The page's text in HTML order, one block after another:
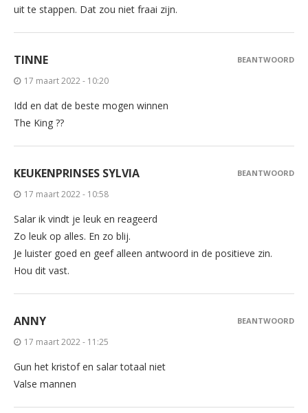
uit te stappen. Dat zou niet fraai zijn.
TINNE
17 maart 2022 - 10:20
Idd en dat de beste mogen winnen
The King ??
BEANTWOORD
KEUKENPRINSES SYLVIA
17 maart 2022 - 10:58
Salar ik vindt je leuk en reageerd
Zo leuk op alles. En zo blij.
Je luister goed en geef alleen antwoord in de positieve zin.
Hou dit vast.
BEANTWOORD
ANNY
17 maart 2022 - 11:25
Gun het kristof en salar totaal niet
Valse mannen
BEANTWOORD